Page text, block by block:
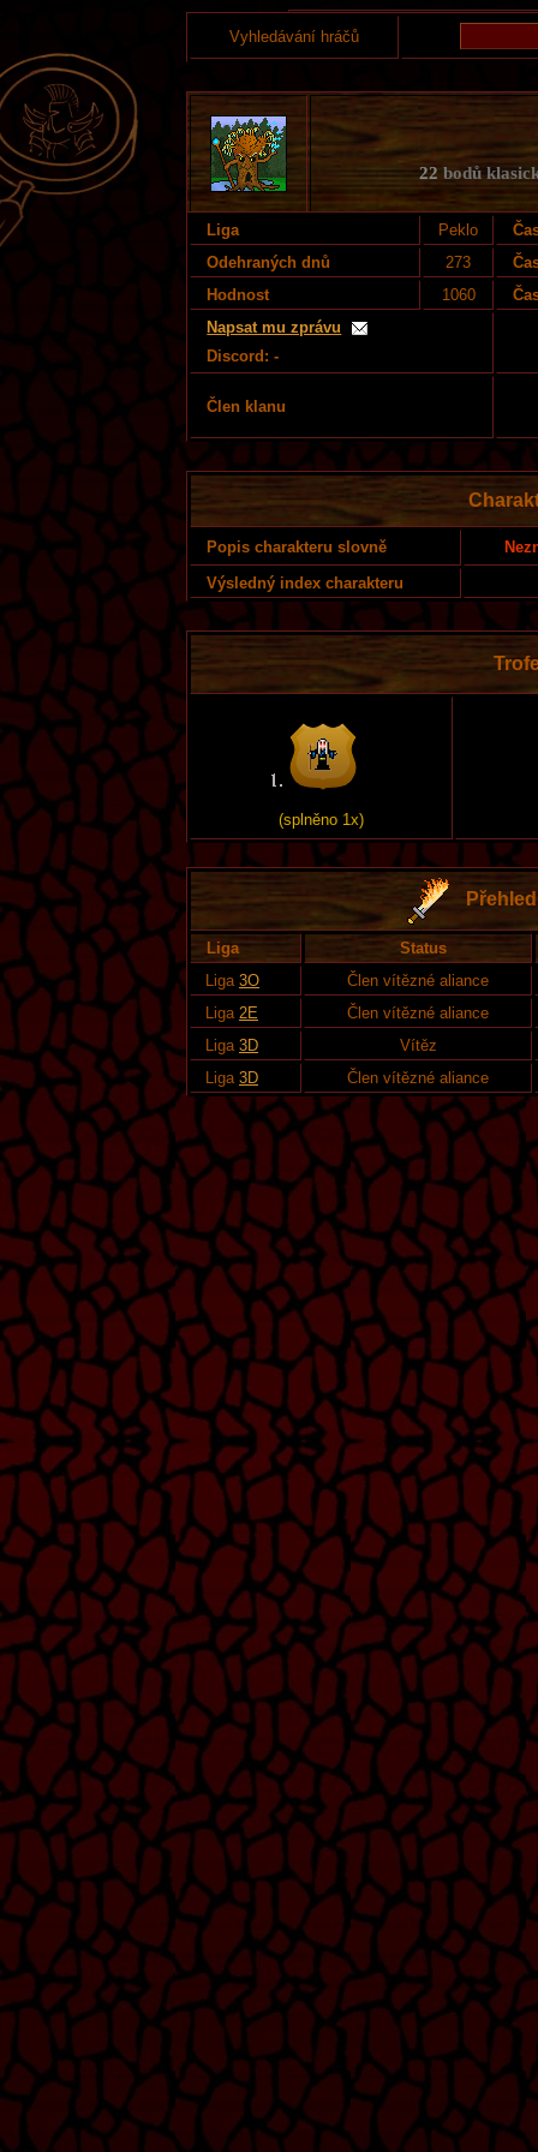
Vyhledávání hráčů
22 bodů
Liga Peklo
Odehraných dnů
273
Hodnost
1060
Napsat mu zprávu
Discord: -
Člen klanu
Popis charakteru slovně
Výsledný index charakteru
(splněno 1x)
Liga
Status
Liga 3O
Člen vítězné aliance
Liga 2E
Člen vítězné aliance
Liga 3D
Vítěz
Liga 3D Člen vítězné aliance